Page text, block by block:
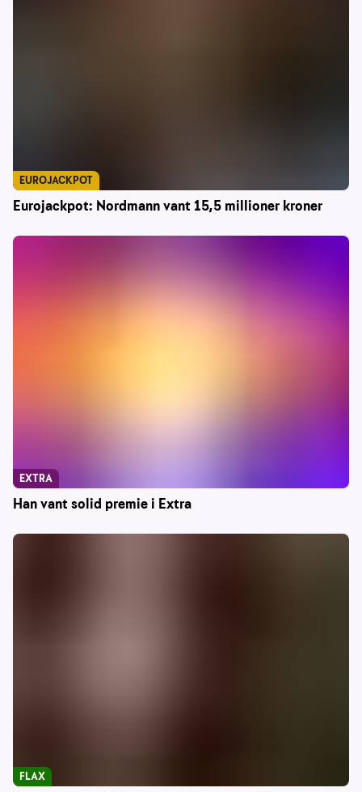
Eurojackpot: Nordmann vant 15,5 millioner kroner
EUROJACKPOT
Han vant solid premie i Extra
EXTRA
FLAX